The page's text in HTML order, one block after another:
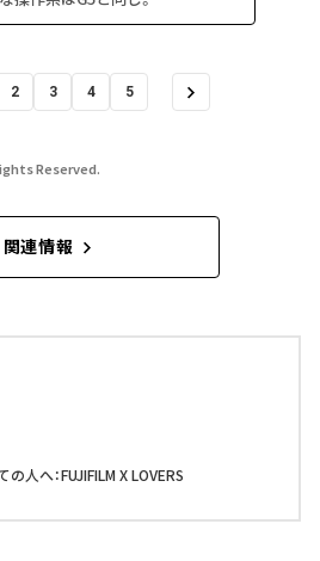
2 3 4 5
Reserved.
関連情報
人へ：FUJIFILM X LOVERS